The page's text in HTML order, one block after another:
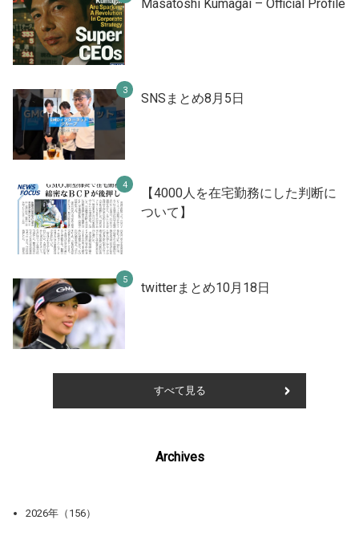
Masatoshi Kumagai – Official Profile
SNSまとめ8月5日
【4000人を在宅勤務にした判断に
ついて】
twitterまとめ10月18日
すべて見る
Archives
2026年（156）